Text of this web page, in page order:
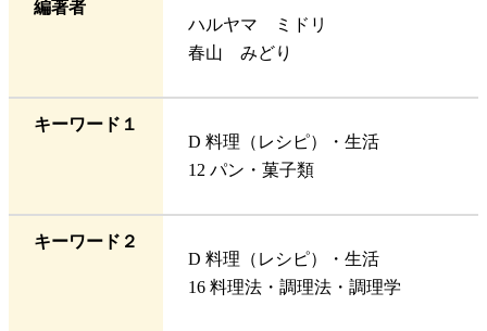
編著者
ハルヤマ ミドリ
春山 みどり
キーワード１
D 料理（レシピ）・生活
12 パン・菓子類
キーワード２
D 料理（レシピ）・生活
16 料理法・調理法・調理学